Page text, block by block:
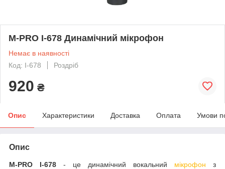
M-PRO I-678 Динамічний мікрофон
Немає в наявності
Код: I-678
Роздріб
920 ₴
Опис Характеристики Доставка Оплата Умови
Опис
M-PRO I-678 - це динамічний вокальний мікрофон з